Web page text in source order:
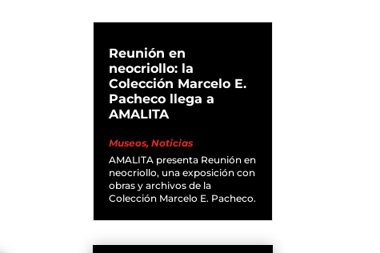
Reunión en
neocriollo: la
Colección Marcelo E.
Pacheco llega a
AMALITA
Museos,Noticias
AMALITA presenta Reunión en
neocriollo, una exposición con
obras y archivos de la
Colección Marcelo E. Pacheco.